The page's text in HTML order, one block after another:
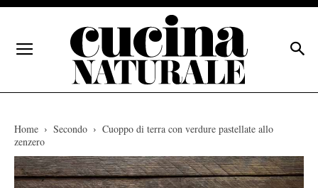
Home Secondo
Cuoppo di terra con verdure pastellate allo
zenzero